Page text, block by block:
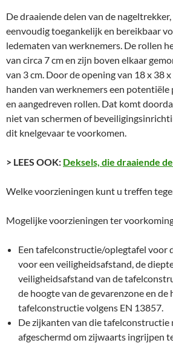
De draaiende delen van de
eenvoudig toegankelijk en bereikbaar
ledematen van werknemers. De rollen
van circa 7 cm en zijn boven elkaar
van 3 cm. Door de opening van 18 x 38
handen van werknemers een
en aangedreven rollen. Dat komt
niet van schermen of
dit knelgevaar te voorkomen.
> LEES OOK: Deksels, die draaiende
Welke voorzieningen kunt u treffen
Mogelijke voorzieningen ter
Een tafelconstructie/oplegtafel voor
voor een veiligheidsafstand, de
veiligheidsafstand van de
de hoogte van de gevarenzone en de
tafelconstructie volgens EN 13857.
De zijkanten van die tafelconstructie
afgeschermd om zijwaarts ingrijpen